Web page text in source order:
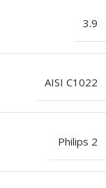
3.9
AISI C1022
Philips 2